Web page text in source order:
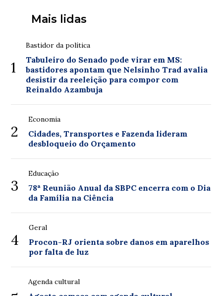
Mais lidas
1
Bastidor da política
Tabuleiro do Senado pode virar em MS:
bastidores apontam que Nelsinho Trad avalia
desistir da reeleição para compor com
Reinaldo Azambuja
2
Economia
Cidades, Transportes e Fazenda lideram
desbloqueio do Orçamento
3
Educação
78ª Reunião Anual da SBPC encerra com o Dia
da Família na Ciência
4
Geral
Procon-RJ orienta sobre danos em aparelhos
por falta de luz
Agenda cultural